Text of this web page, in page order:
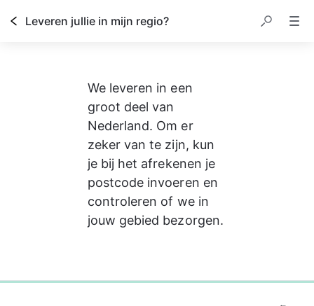
Leveren jullie in mijn regio?
We leveren in een
groot deel van
Nederland. Om er
zeker van te zijn, kun
je bij het afrekenen je
postcode invoeren en
controleren of we in
jouw gebied bezorgen.
0%